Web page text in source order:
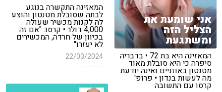
המאזינה התקשרה בנוגע
לבתה שסובלת מטנטון והוצע
לה לקנות מכשיר שעולה
4,000 דולר • קרסו: "אם זה
בכיוון של חרדה, המכשירים
לא יעזרו"
22/03/2024
אני שומעת את
הצליל הזה
ומשתגעת
המאזינה היא בת 72 • בדבריה
סיפרה כי היא סובלת מאוד
מטנטון באוזניים ואינה יודעת
מה לעשות בנדון • פרופ'
קרסו עם התשובה